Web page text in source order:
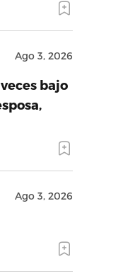
Ago 3, 2026
bajo
Ago 3, 2026